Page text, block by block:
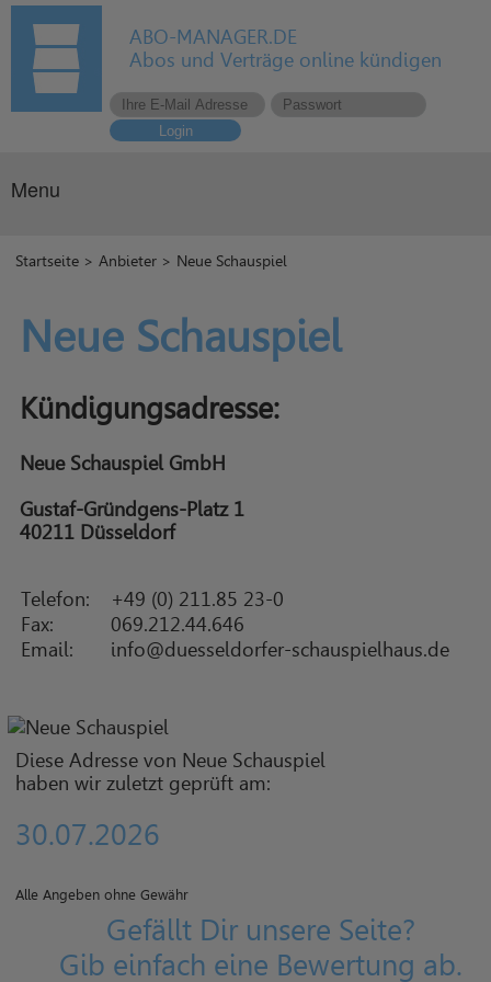
ABO-MANAGER.DE
Abos und Verträge online kündigen
Login
Menu
Startseite >Anbieter > Neue Schauspiel
Neue Schauspiel
Kündigungsadresse:
Neue Schauspiel GmbH
Gustaf-Gründgens-Platz 1
40211 Düsseldorf
Telefon:
+49 (0) 211.85 23-0
Fax:
069.212.44.646
Email:
info@duesseldorfer-schauspielhaus.de
Diese Adresse von Neue Schauspiel
haben wir zuletzt geprüft am:
30.07.2026
Alle Angeben ohne Gewähr
Gefällt Dir unsere Seite?
Gib einfach eine Bewertung ab.